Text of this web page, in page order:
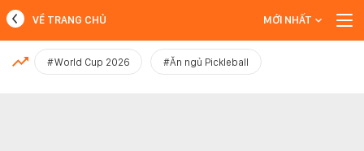
MỚI NHẤT
VỀ TRANG CHỦ MỚI NHẤT
#World Cup 2026 #Ăn ngủ Pickleball